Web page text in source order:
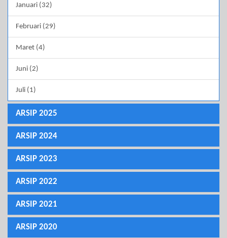
Januari (32)
Februari (29)
Maret (4)
Juni (2)
Juli (1)
ARSIP 2025
ARSIP 2024
ARSIP 2023
ARSIP 2022
ARSIP 2021
ARSIP 2020